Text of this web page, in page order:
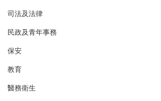
司法及法律
民政及青年事務
保安
教育
醫務衛生